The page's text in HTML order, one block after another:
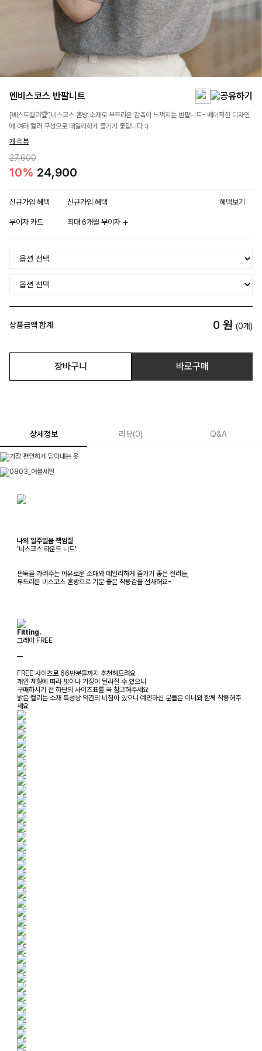
멘비스코스 반팔니트
[베스트셀러🏆]비스코스 혼방 소재로 부드러운 감촉이 느껴지는 반팔니트- 베이직한 디자인
에 여러 컬러 구성으로 데일리하게 즐기기 좋답니다 :)
개 리뷰
27,600
10% 24,900
신규가입 혜택 신규가입 혜택 혜택보기
무이자 카드 최대 6개월 무이자
상품금액 합계 0 원 (0개)
장바구니 바로구매
상세정보 리뷰(0) Q&A
나의 일주일을 책임질
'비스코스 라운드 니트'
팔뚝을 가려주는 여유로운 소매와 데일리하게 즐기기 좋은 컬러들,
부드러운 비스코스 혼방으로 기분 좋은 착용감을 선사해요-
Fitting.
그레이 FREE
ㅡ
FREE 사이즈로 66반분들까지 추천해드려요
개인 체형에 따라 핏이나 기장이 달라질 수 있으니
구매하시기 전 하단의 사이즈표를 꼭 참고해주세요
밝은 컬러는 소재 특성상 약간의 비침이 있으니 예민하신 분들은 이너와 함께 착용해주
세요